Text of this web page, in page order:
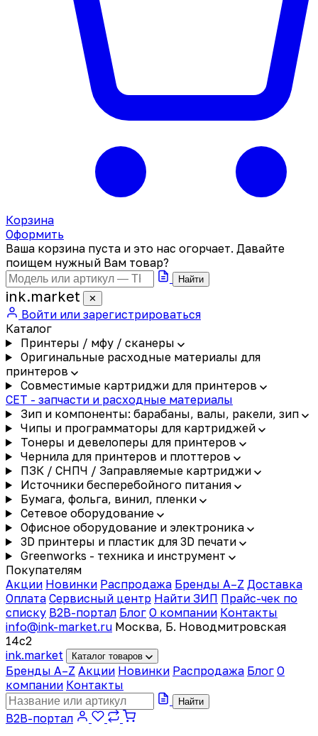
Корзина
Оформить
Ваша корзина пуста и это нас огорчает. Давайте
поищем нужный Вам товар?
Найти
ink.market ✕
Войти или зарегистрироваться
Каталог
Принтеры / мфу / сканеры
Оригинальные расходные материалы для
принтеров
Совместимые картриджи для принтеров
CET - запчасти и расходные материалы
Зип и компоненты: барабаны, валы, ракели, зип
Чипы и программаторы для картриджей
Тонеры и девелоперы для принтеров
Чернила для принтеров и плоттеров
ПЗК / СНПЧ / Заправляемые картриджи
Источники бесперебойного питания
Бумага, фольга, винил, пленки
Сетевое оборудование
Офисное оборудование и электроника
3D принтеры и пластик для 3D печати
Greenworks - техника и инструмент
Покупателям
Акции Новинки Распродажа Бренды A–Z Доставка
Оплата Сервисный центр Найти ЗИП Прайс-чек по
списку B2B-портал Блог О компании Контакты
info@ink-market.ru Москва, Б. Новодмитровская
14с2
ink.market Каталог товаров
Бренды A–Z Акции Новинки Распродажа Блог О
компании Контакты
Найти
B2B-портал